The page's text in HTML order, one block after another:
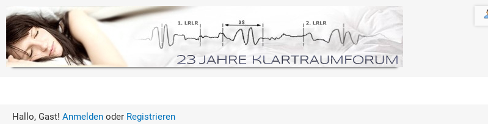
Hallo, Gast! Anmelden oder Registrieren